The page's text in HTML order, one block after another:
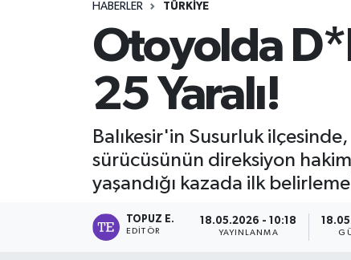
HABERLER TÜRKİYE
Otoyolda
25 Yaralı!
Balıkesir'in Susurluk
sürücüsünün direksiyon
yaşandığı kazada ilk
TOPUZ E.
EDITÖR
18.05.2026 - 10:18
YAYINLANMA
MAGAZİN
TEKNOLOJİ
TÜRKİYE
Süper Lig Puan Durumu ve Fikstür
Tüm Manşetler
Son Dakika Haberleri
Haber Arşivi